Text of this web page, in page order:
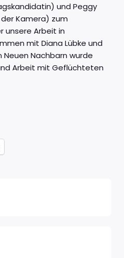
und Peggy
Kamera) zum
unsere Arbeit in
mit Diana Lübke und
Nachbarn wurde
Arbeit mit Geflüchteten